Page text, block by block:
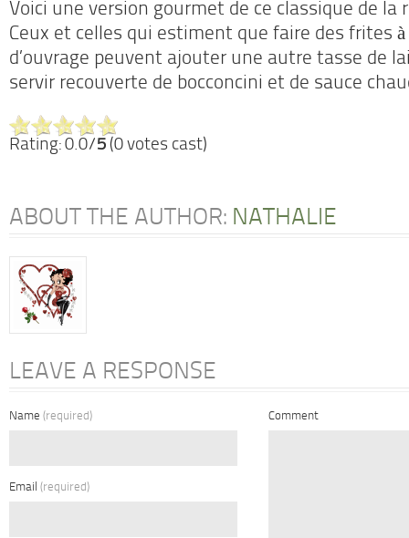
Voici une version gourmet de ce classique de la
Ceux et celles qui estiment que faire des frites
d’ouvrage peuvent ajouter une autre tasse de
servir recouverte de bocconcini et de sauce
Rating: 0.0/5 (0 votes cast)
ABOUT THE AUTHOR: NATHALIE
LEAVE A RESPONSE
Name (required)
Email (required)
Comment